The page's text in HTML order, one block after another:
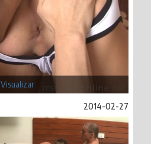
Visualizar
2014-02-27